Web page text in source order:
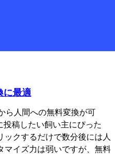
に最適
ら人間への無料変換が可
投稿したい飼い主にぴった
ックするだけで数分後には人
マイズ力は弱いですが、無料